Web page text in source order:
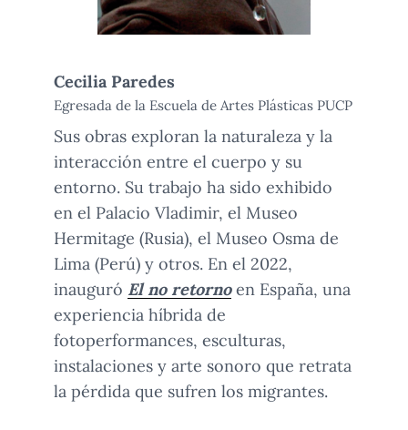
Cecilia Paredes
Egresada de la Escuela de Artes Plásticas PUCP
Sus obras exploran la naturaleza y la
interacción entre el cuerpo y su
entorno. Su trabajo ha sido exhibido
en el Palacio Vladimir, el Museo
Hermitage (Rusia), el Museo Osma de
Lima (Perú) y otros. En el 2022,
inauguró El no retornoen España, una
experiencia híbrida de
fotoperformances, esculturas,
instalaciones y arte sonoro que retrata
la pérdida que sufren los migrantes.